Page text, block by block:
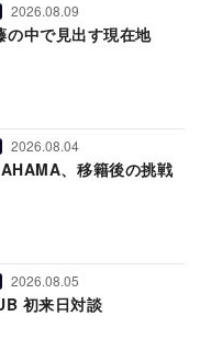
2026.08.09
の中で見出す現在地
2026.08.04
、移籍後の挑戦
2026.08.05
初来日対談